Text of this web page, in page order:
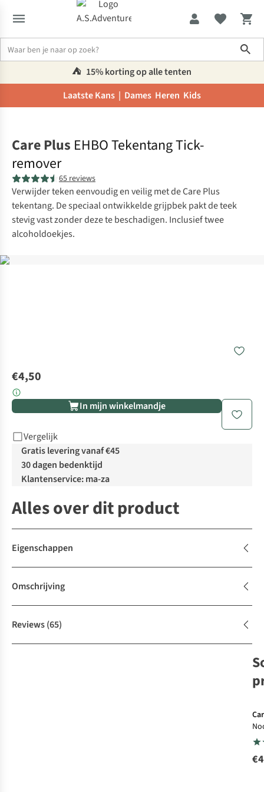
⛺️ 15% korting op alle tenten
Laatste Kans | Dames Heren Kids
Care Plus EHBO Tekentang Tick-
remover
65 reviews
Verwijder teken eenvoudig en veilig met de Care Plus
tekentang. De speciaal ontwikkelde grijpbek pakt de teek
stevig vast zonder deze te beschadigen. Inclusief twee
alcoholdoekjes.
€4,50
In mijn winkelmandje
Vergelijk
Gratis levering vanaf €45
30 dagen bedenktijd
Klantenservice: ma-za
Alles over dit product
Eigenschappen
Omschrijving
Reviews(65)